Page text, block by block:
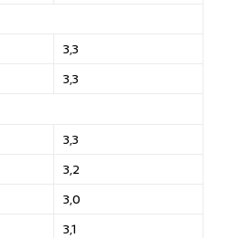
3,3
3,3
3,3
3,2
3,0
3,1